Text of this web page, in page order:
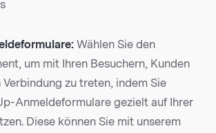
Wählen Sie den
um mit Ihren Besuchern, Kunden
zu treten, indem Sie
Anmeldeformulare gezielt auf Ihrer
Diese können Sie mit unserem